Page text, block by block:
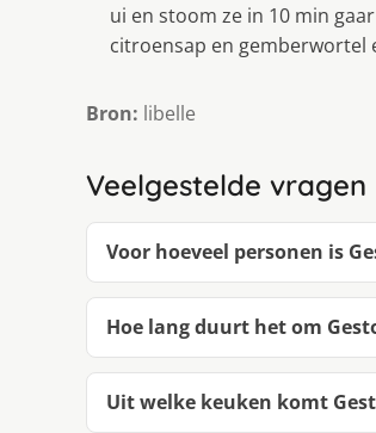
ui en stoom ze in 10 min
citroensap en gemberwortel
Bron: libelle
Veelgestelde vragen
Voor hoeveel personen is
Hoe lang duurt het om
Uit welke keuken komt